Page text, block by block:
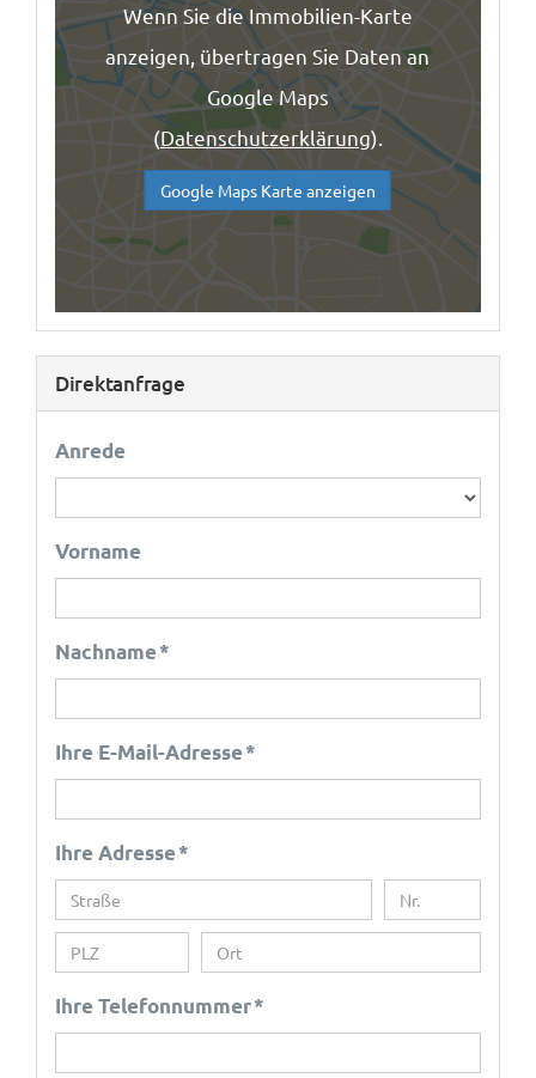
Wenn Sie die Immobilien-Karte
anzeigen, übertragen Sie Daten an
Google Maps
(Datenschutzerklärung).
Google Maps Karte anzeigen
Direktanfrage
Anrede
Vorname
Nachname *
Ihre E-Mail-Adresse *
Ihre Adresse *
Ihre Telefonnummer *